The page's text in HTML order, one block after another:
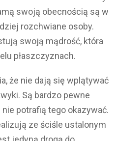
swoją obecnością są w
rozchwiane osoby.
swoją mądrość, która
płaszczyznach.
że nie dają się wplątywać
Są bardzo pewne
potrafią tego okazywać.
ze ściśle ustalonym